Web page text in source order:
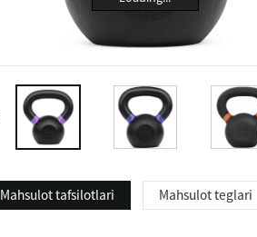
Mahsulot tafsilotlari Mahsulot teglari